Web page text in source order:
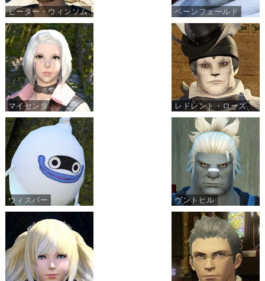
ピーター・ウィンソム ベーンフェールド
マイセンタ レドレント・ローズ
ウィスパー ヴントヒル